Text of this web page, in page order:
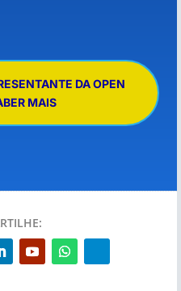
DA OPEN
MAIS